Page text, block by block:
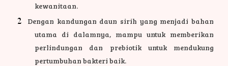
kewanitaan.
Dengan kandungan daun sirih yang menjadi bahan
utama di dalamnya, mampu untuk memberikan
perlindungan dan prebiotik untuk mendukung
pertumbuhan bakteri baik.